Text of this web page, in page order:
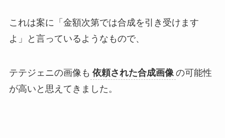
これは案に「金額次第では合成を引き受けます
よ」と言っているようなもので、
テテジェニの画像も 依頼された合成画像 の可能性
が高いと思えてきました。